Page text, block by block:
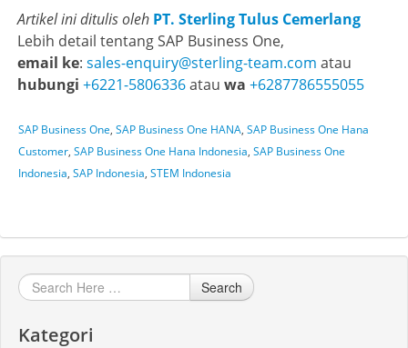
Artikel ini ditulis oleh PT. Sterling Tulus Cemerlang
Lebih detail tentang SAP Business One,
email ke: sales-enquiry@sterling-team.com atau
hubungi +6221-5806336atau wa +6287786555055
SAP Business One, SAP Business One HANA, SAP Business One Hana
Customer, SAP Business One Hana Indonesia, SAP Business One
Indonesia, SAP Indonesia, STEM Indonesia
Search
Kategori